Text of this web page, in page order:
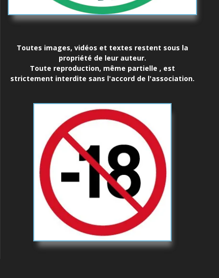
Toutes images, vidéos et textes restent sous la
propriété de leur auteur.
Toute reproduction, même partielle , est
strictement interdite sans l'accord de l'association.